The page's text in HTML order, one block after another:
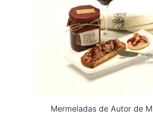
Mermeladas de Autor de